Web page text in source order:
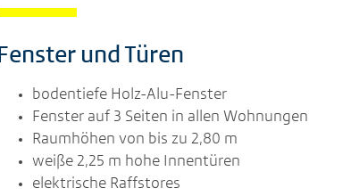
Fenster und Türen
bodentiefe Holz-Alu-Fenster
Fenster auf 3 Seiten in allen Wohnungen
Raumhöhen von bis zu 2,80 m
weiße 2,25 m hohe Innentüren
elektrische Raffstores